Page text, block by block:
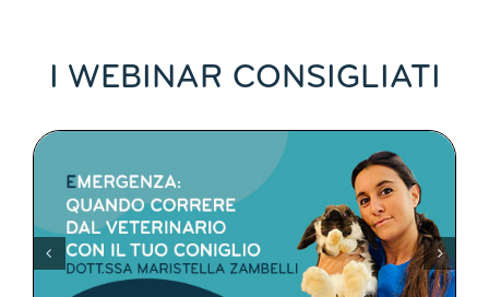
I WEBINAR CONSIGLIATI